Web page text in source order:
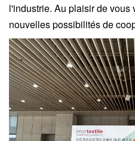
l'industrie. Au plaisir de
nouvelles possibilités de